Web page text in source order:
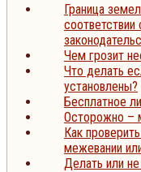
Граница
Чем грозит
Что делать
установлены?
Бесплатное
Осторожно –
Как
межевании
Делать или